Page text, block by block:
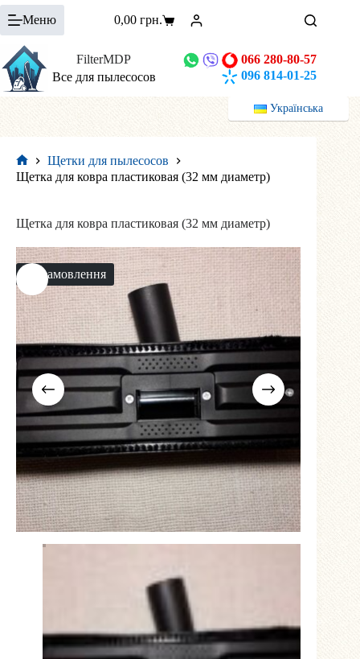
Перейти
сути
Меню Корзина
0,00грн.
FilterMDP
Все для пылесосов
066 280-80-57
096 814-01-25
Українська
Главная
Щетки для пылесосов
Щетка для ковра пластиковая (32 мм диаметр)
Щетка для ковра пластиковая (32 мм диаметр)
На замовлення